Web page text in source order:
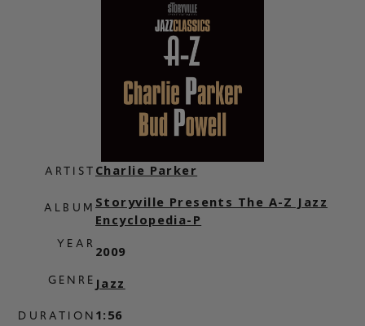
ARTIST
ALBUM
YEAR
GENRE
DURATION
Charlie Parker
Storyville Presents The A-Z Jazz
Encyclopedia-P
2009
Jazz
1:56